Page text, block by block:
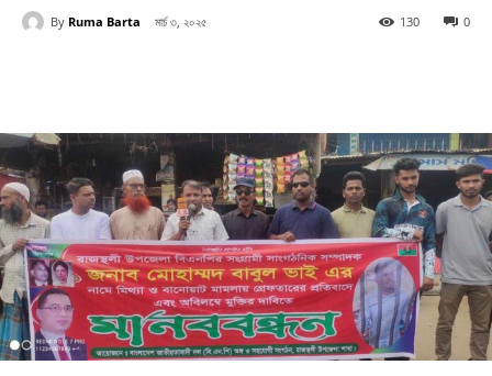
By Ruma Barta মার্চ ৩, ২০২৫ 0
130